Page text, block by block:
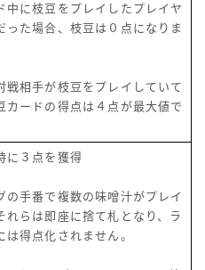
中に枝豆をプレイしたプレイヤ
った場合、枝豆は０点になりま
戦相手が枝豆をプレイしていて
カードの得点は４点が最大値で
に３点を獲得
の手番で複数の味噌汁がプレイ
れらは即座に捨て札となり、ラ
は得点化されません。